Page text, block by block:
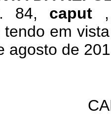
84, caput
tendo em
agosto de